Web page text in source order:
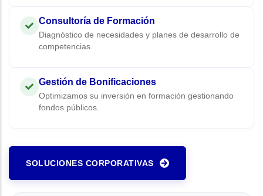
Consultoría de Formación
Diagnóstico de necesidades y planes de desarrollo de
competencias.
Gestión de Bonificaciones
Optimizamos su inversión en formación gestionando
fondos públicos.
SOLUCIONES CORPORATIVAS